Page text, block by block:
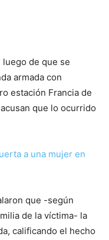
de que se
armada con
estación Francia de
que lo ocurrido
a una mujer en
que -según
de la víctima- la
calificando el hecho